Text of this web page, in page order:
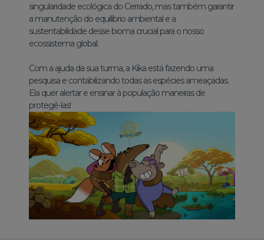
singularidade ecológica do Cerrado, mas também garantir
a manutenção do equilíbrio ambiental e a
sustentabilidade desse bioma crucial para o nosso
ecossistema global.
Com a ajuda da sua turma, a Kika está fazendo uma
pesquisa e contabilizando todas as espécies ameaçadas.
Ela quer alertar e ensinar à população maneiras de
protegê-las!